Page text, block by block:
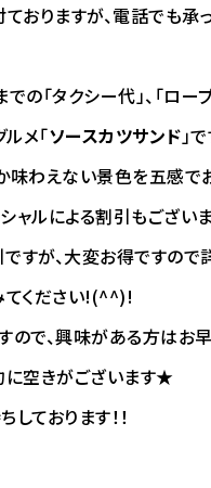
おりますが、電話でも承っ
「タクシー代」、「ロー
メ「ソースカツサンド」で
わえない景色を五感でお
ャルによる割引もござい
すが、大変お得ですので
てください!(^^)!
ので、興味がある方は
に空きがございます★
ております！！